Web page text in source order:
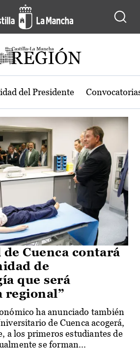
la región de Castilla-
del Presidente
Cuenca contará
de
que será
regional”
ha anunciado también
de Cuenca acogerá,
a los primeros estudiantes de
se forman...